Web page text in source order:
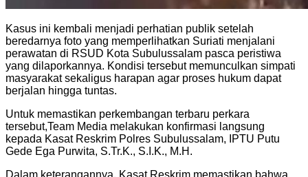
Kasus ini kembali menjadi perhatian publik setelah
beredarnya foto yang memperlihatkan Suriati menjalani
perawatan di RSUD Kota Subulussalam pasca peristiwa
yang dilaporkannya. Kondisi tersebut memunculkan simpati
masyarakat sekaligus harapan agar proses hukum dapat
berjalan hingga tuntas.
Untuk memastikan perkembangan terbaru perkara
tersebut,Team Media melakukan konfirmasi langsung
kepada Kasat Reskrim Polres Subulussalam, IPTU Putu
Gede Ega Purwita, S.Tr.K., S.I.K., M.H.
Dalam keterangannya, Kasat Reskrim memastikan bahwa